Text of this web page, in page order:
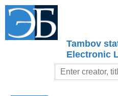
Tambov
Electronic